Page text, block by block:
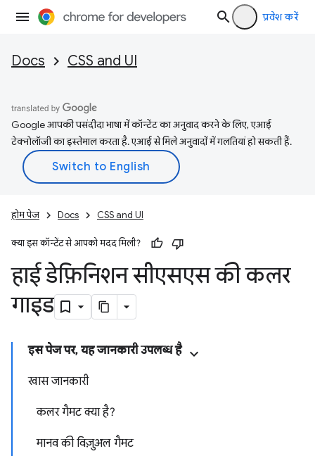
प्रवेश करें
Docs CSS and UI
Google आपकी पसंदीदा भाषा में कॉन्टेंट का अनुवाद करने के लिए, एआई
टेक्नोलॉजी का इस्तेमाल करता है. एआई से मिले अनुवादों में गलतियां हो सकती हैं.
होम पेज Docs CSS and UI
क्या इस कॉन्टेंट से आपको मदद मिली?
हाई डेफ़िनिशन सीएसएस की कलर
गाइड
इस पेज पर, यह जानकारी उपलब्ध है
खास जानकारी
कलर गैमट क्या है?
मानव की विज़ुअल गैमट